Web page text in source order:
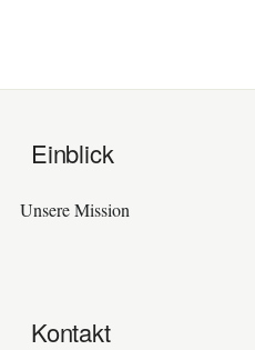
Einblick
Unsere Mission
Kontakt